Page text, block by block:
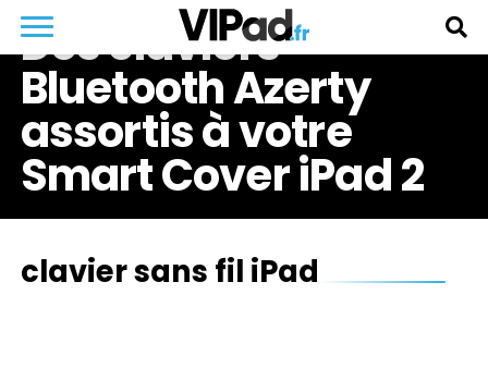
Des claviers
Bluetooth Azerty
assortis à votre
Smart Cover iPad 2
clavier sans fil iPad